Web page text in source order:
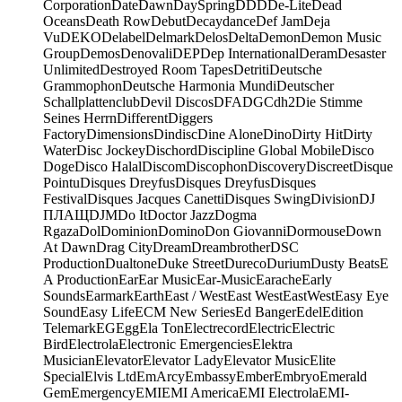
CorporationDateDawnDaySpringDDDDe-LiteDead
OceansDeath RowDebutDecaydanceDef JamDeja
VuDEKODelabelDelmarkDelosDeltaDemonDemon Music
GroupDemosDenovaliDEPDep InternationalDeramDesaster
UnlimitedDestroyed Room TapesDetritiDeutsche
GrammophonDeutsche Harmonia MundiDeutscher
SchallplattenclubDevil DiscosDFADGCdh2Die Stimme
Seines HerrnDifferentDiggers
FactoryDimensionsDindiscDine AloneDinoDirty HitDirty
WaterDisc JockeyDischordDiscipline Global MobileDisco
DogeDisco HalalDiscomDiscophonDiscoveryDiscreetDisque
PointuDisques DreyfusDisques DreyfusDisques
FestivalDisques Jacques CanettiDisques SwingDivisionDJ
ПЛАЩDJMDo ItDoctor JazzDogma
RgazaDolDominionDominoDon GiovanniDormouseDown
At DawnDrag CityDreamDreambrotherDSC
ProductionDualtoneDuke StreetDurecoDuriumDusty BeatsE
A ProductionEarEar MusicEar-MusicEaracheEarly
SoundsEarmarkEarthEast / WestEast WestEastWestEasy Eye
SoundEasy LifeECM New SeriesEd BangerEdelEdition
TelemarkEGEggEla TonElectrecordElectricElectric
BirdElectrolaElectronic EmergenciesElektra
MusicianElevatorElevator LadyElevator MusicElite
SpecialElvis LtdEmArcyEmbassyEmberEmbryoEmerald
GemEmergencyEMIEMI AmericaEMI ElectrolaEMI-